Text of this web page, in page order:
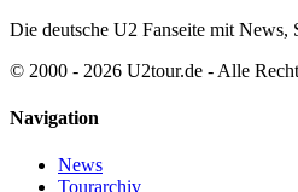
Die deutsche U2 Fanseite mit News,
© 2000 - 2026 U2tour.de - Alle
Navigation
News
Tourarchiv